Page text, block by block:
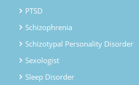
PTSD
Schizophrenia
Schizotypal Personality Disorder
Sexologist
Sleep Disorder